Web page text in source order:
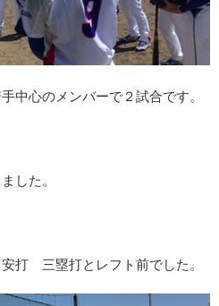
中心のメンバーで２試合です。
した。
打 三塁打とレフト前でした。